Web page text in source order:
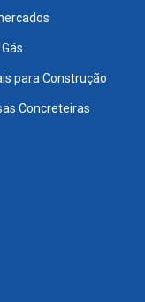
para Construção
Concreteiras